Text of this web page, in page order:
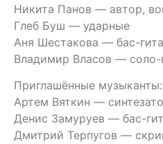
Никита Панов — автор,
Глеб Буш — ударные
Аня Шестакова — бас-
Владимир Власов — соло-
Приглашённые музыканты:
Артем Вяткин —
Денис Замуруев — бас-
Дмитрий Терпугов —